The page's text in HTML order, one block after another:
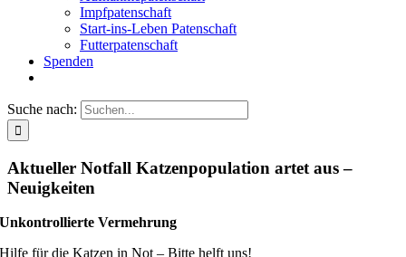
Impfpatenschaft
Start-ins-Leben Patenschaft
Futterpatenschaft
Spenden
Suche nach:
Aktueller Notfall Katzenpopulation artet aus –
Neuigkeiten
Unkontrollierte Vermehrung
Hilfe für die Katzen in Not – Bitte helft uns!